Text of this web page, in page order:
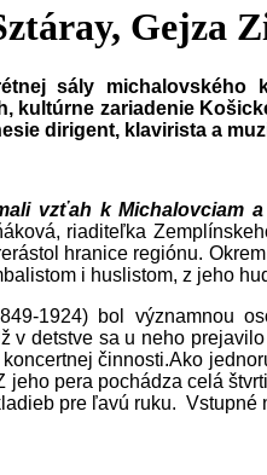
Gejza
sály
kultúrne zariadenie
dirigent, klavirista a
vzťah k Michalovciam
riaditeľka
hranice regiónu.
i huslistom, z jeho
1924) bol významnou
v detstve sa u neho
činnosti.Ako
jeho pera pochádza celá
pre ľavú ruku. Vstupné